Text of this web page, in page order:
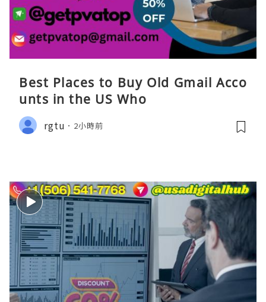
Best Places to Buy Old Gmail Acco
unts in the US Who
rgtu 2小時前